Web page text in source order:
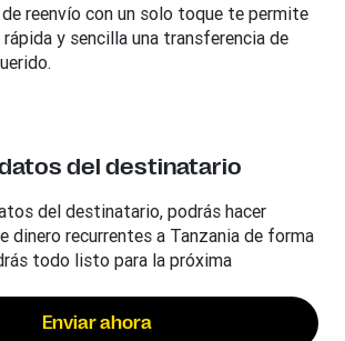
reenvío con un solo toque te permite
y sencilla una transferencia de
del destinatario
del destinatario, podrás hacer
dinero recurrentes a Tanzania de forma
todo listo para la próxima
Enviar ahora